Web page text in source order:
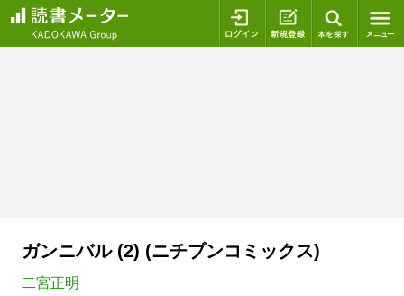
ログイン 新規登録
ガンニバル (2) (ニチブンコミックス)
二宮正明